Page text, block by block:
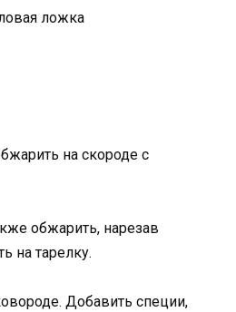
ложка
на скороде с
обжарить, нарезав
на тарелку.
Добавить специи,